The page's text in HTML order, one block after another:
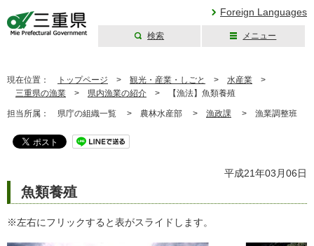
Foreign Languages
検索 メニュー
現在位置： トップページ > 観光・産業・しごと > 水産業 >
三重県の漁業 > 県内漁業の紹介 > 【漁法】魚類養殖
担当所属： 県庁の組織一覧 > 農林水産部 > 漁政課 > 漁業調整班
平成21年03月06日
魚類養殖
※左右にフリックすると表がスライドします。